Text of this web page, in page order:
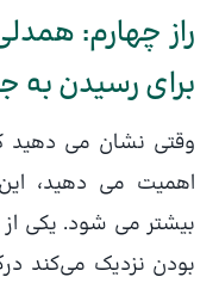
راز چهارم:
برای رسیدن به
وقتی نشان می
اهمیت می دهید،
بیشتر می شود. یکی از
بودن نزدیک می‌کند